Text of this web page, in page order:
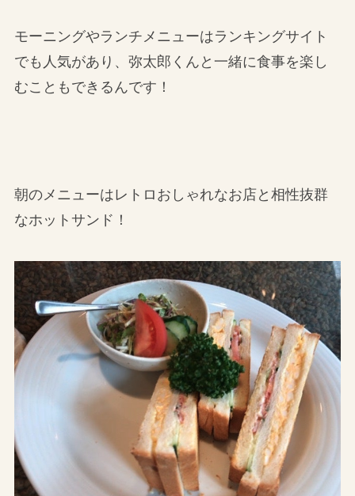
モーニングやランチメニューはランキングサイト
でも人気があり、弥太郎くんと一緒に食事を楽し
むこともできるんです！
朝のメニューはレトロおしゃれなお店と相性抜群
なホットサンド！